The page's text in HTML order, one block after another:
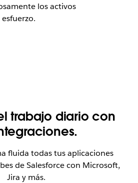
los activos
trabajo diario con
fluida todas tus aplicaciones
de Salesforce con Microsoft,
Jira y más.